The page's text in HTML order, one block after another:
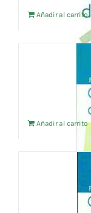
Añadir al carrito
IVA no
Añadir al carrito
IVA no